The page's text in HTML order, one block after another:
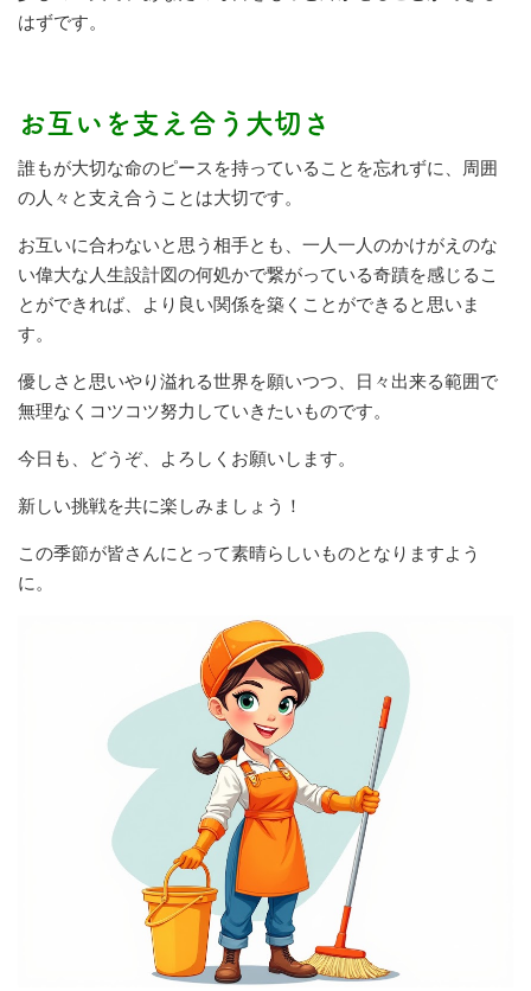
はずです。
お互いを支え合う大切さ
誰もが大切な命のピースを持っていることを忘れずに、周囲
の人々と支え合うことは大切です。
お互いに合わないと思う相手とも、一人一人のかけがえのな
い偉大な人生設計図の何処かで繋がっている奇蹟を感じるこ
とができれば、より良い関係を築くことができると思いま
す。
優しさと思いやり溢れる世界を願いつつ、日々出来る範囲で
無理なくコツコツ努力していきたいものです。
今日も、どうぞ、よろしくお願いします。
新しい挑戦を共に楽しみましょう！
この季節が皆さんにとって素晴らしいものとなりますよう
に。